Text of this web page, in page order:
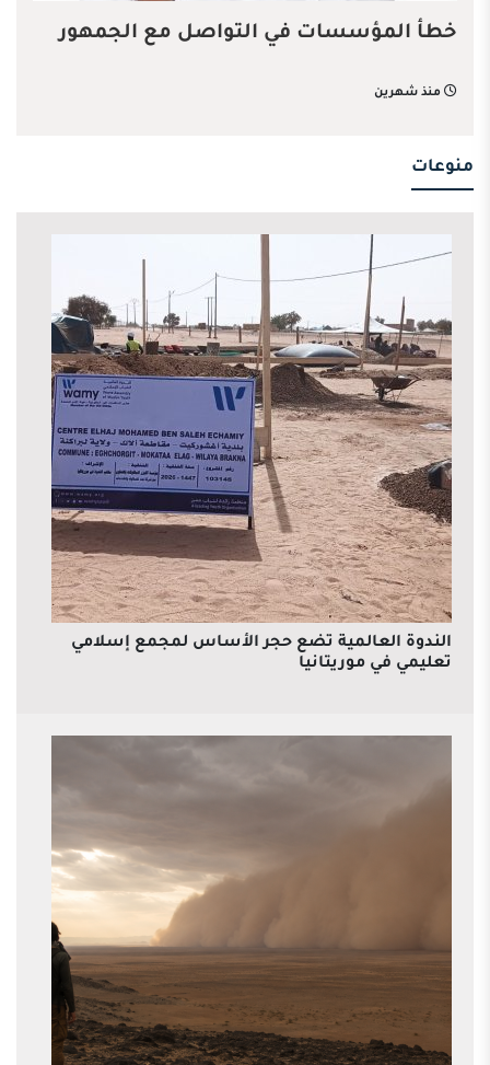
خطأ المؤسسات في التواصل مع الجمهور
منذ شهرين
منوعات
الندوة العالمية تضع حجر الأساس لمجمع إسلامي
تعليمي في موريتانيا